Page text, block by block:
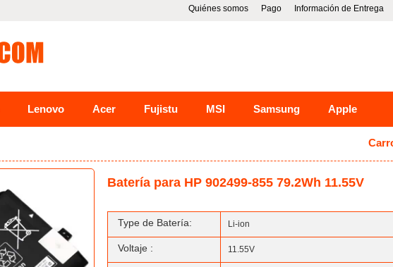
Información de Entrega
Pago
Quiénes somos
Lenovo Acer Fujistu MSI Samsung Apple
Batería para HP 902499-855 79.2Wh 11.55V
Type de Batería: Li-ion
Voltaje : 11.55V